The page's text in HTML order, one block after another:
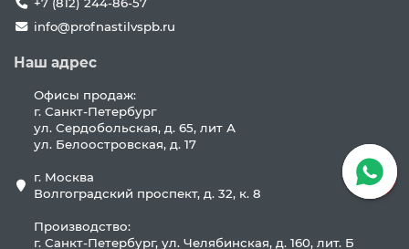
info@profnastilvspb.ru
Наш адрес
Офисы продаж:
г. Санкт-Петербург
ул. Сердобольская, д. 65, лит А
ул. Белоостровская, д. 17
г. Москва
Волгоградский проспект, д. 32, к. 8
Производство:
г. Санкт-Петербург, ул. Челябинская, д. 160, лит. Б